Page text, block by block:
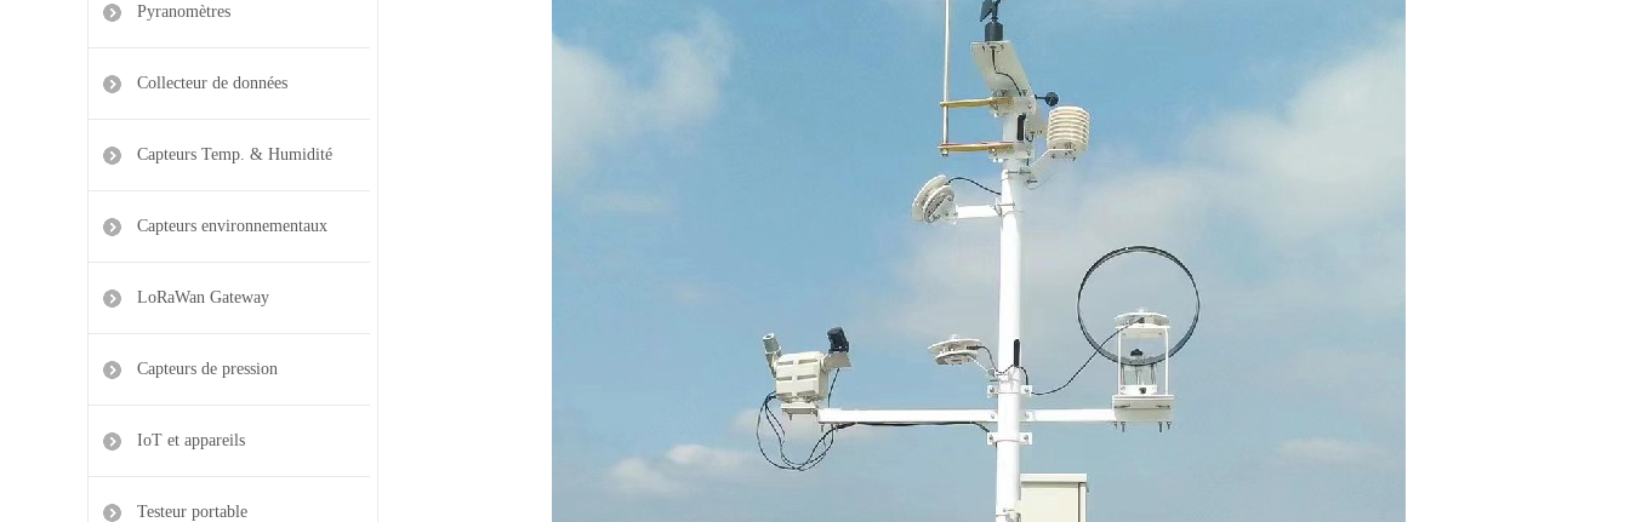
Pyranomètres
Collecteur de données
Capteurs Temp. & Humidité
Capteurs environnementaux
LoRaWan Gateway
Capteurs de pression
IoT et appareils
Testeur portable